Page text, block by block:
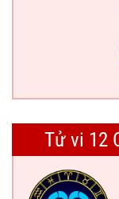
Tử vi 12